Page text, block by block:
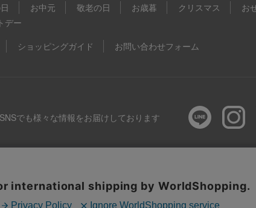
お中元 敬老の日 お歳暮 クリスマス お
デー
ショッピングガイド お問い合わせフォーム
SNSでも様々な情報をお届けしております
特定商取引法に基づく表示 プライバシーポリシー